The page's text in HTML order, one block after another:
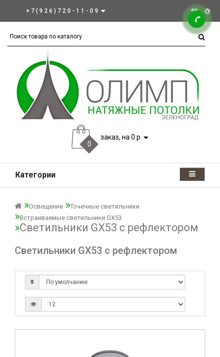
+7(926)720-11-09
0
заказ, на 0 р.
Категории
Освещение
Точечные светильники
Встраиваемые светильники GX53
Светильники GX53 с рефлектором
Светильники GX53 с рефлектором